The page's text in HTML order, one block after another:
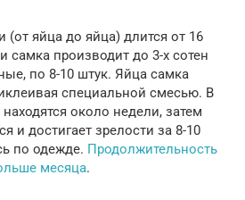
яйца до яйца) длится от 16
самка производит до 3-х сотен
по 8-10 штук. Яйца самка
специальной смесью. В
около недели, затем
и достигает зрелости за 8-10
по одежде. Продолжительность
месяца.